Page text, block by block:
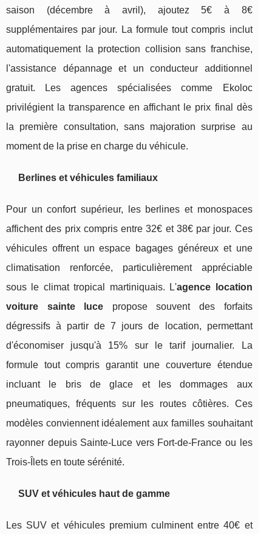
saison (décembre à avril), ajoutez 5€ à 8€
supplémentaires par jour. La formule tout compris inclut
automatiquement la protection collision sans franchise,
l'assistance dépannage et un conducteur additionnel
gratuit. Les agences spécialisées comme Ekoloc
privilégient la transparence en affichant le prix final dès
la première consultation, sans majoration surprise au
moment de la prise en charge du véhicule.
Berlines et véhicules familiaux
Pour un confort supérieur, les berlines et monospaces
affichent des prix compris entre 32€ et 38€ par jour. Ces
véhicules offrent un espace bagages généreux et une
climatisation renforcée, particulièrement appréciable
sous le climat tropical martiniquais. L'agence location
voiture sainte luce propose souvent des forfaits
dégressifs à partir de 7 jours de location, permettant
d'économiser jusqu'à 15% sur le tarif journalier. La
formule tout compris garantit une couverture étendue
incluant le bris de glace et les dommages aux
pneumatiques, fréquents sur les routes côtières. Ces
modèles conviennent idéalement aux familles souhaitant
rayonner depuis Sainte-Luce vers Fort-de-France ou les
Trois-Îlets en toute sérénité.
SUV et véhicules haut de gamme
Les SUV et véhicules premium culminent entre 40€ et